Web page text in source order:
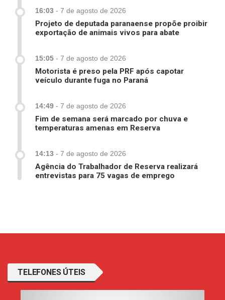
16:03 - 7 de agosto de 2026
Projeto de deputada paranaense propõe proibir
exportação de animais vivos para abate
15:05 - 7 de agosto de 2026
Motorista é preso pela PRF após capotar
veículo durante fuga no Paraná
14:49 - 7 de agosto de 2026
Fim de semana será marcado por chuva e
temperaturas amenas em Reserva
14:13 - 7 de agosto de 2026
Agência do Trabalhador de Reserva realizará
entrevistas para 75 vagas de emprego
TELEFONES ÚTEIS